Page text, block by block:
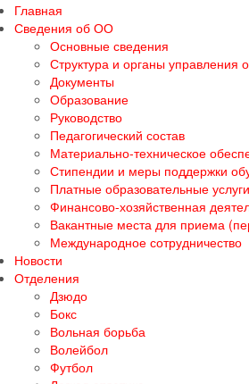
Главная
Сведения об ОО
Основные сведения
Структура и органы управления
Документы
Образование
Руководство
Педагогический состав
Материально-техническое
Стипендии и меры поддержки
Платные образовательные услуги
Финансово-хозяйственная
Вакантные места для приема
Международное сотрудничество
Новости
Отделения
Дзюдо
Бокс
Вольная борьба
Волейбол
Футбол